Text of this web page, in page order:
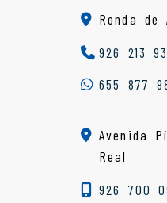
Ronda
926 213
655 877
Avenida
Real
926 700